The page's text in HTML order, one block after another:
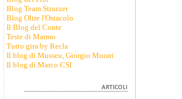
Blog Team Strazzer
Blog Oltre l'Ostacolo
Il Blog del Conte
Teste di Marmo
Tutto gira by Recla
Il blog di Musseu, Giorgio Murari
Il blog di Marco CSI